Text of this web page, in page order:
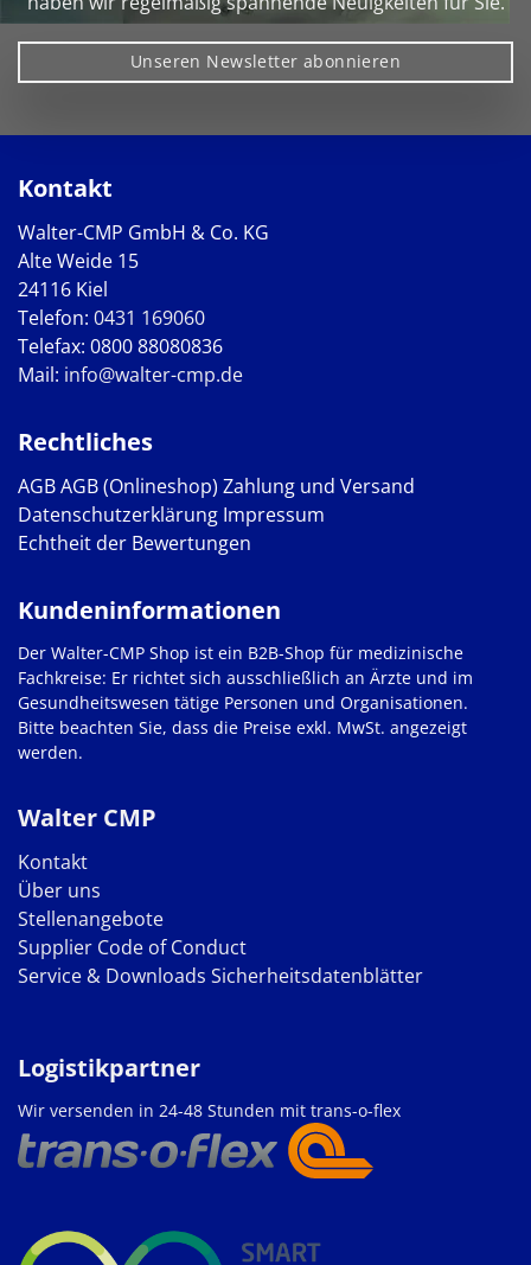
Unseren Newsletter abonnieren
Kontakt
Walter-CMP GmbH & Co. KG
Alte Weide 15
24116 Kiel
Telefon: 0431 169060
Telefax: 0800 88080836
Mail: info@walter-cmp.de
Rechtliches
AGBAGB (Onlineshop) Zahlung und Versand
Datenschutzerklärung Impressum
Echtheit der Bewertungen
Walter CMP
Kontakt
Über uns
Stellenangebote
Supplier Code of Conduct
Service & Downloads Sicherheitsdatenblätter
Kundeninformationen
Der Walter-CMP Shop ist ein B2B-Shop für medizinische
Fachkreise: Er richtet sich ausschließlich an Ärzte und im
Gesundheitswesen tätige Personen und Organisationen.
Bitte beachten Sie, dass die Preise exkl. MwSt. angezeigt
werden.
Logistikpartner
Wir versenden in 24-48 Stunden mit trans-o-flex